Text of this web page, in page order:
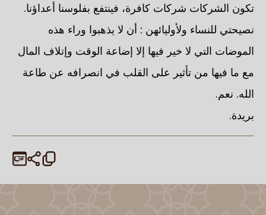
تكون الشركات شركات كافرة، فينتفع بفلوسنا أعداؤنا.
نصيحتي للنساء ولأوليائهن : أن لا يذهبوا وراء هذه
الموضات التي لا خير فيها إلا إضاعة الوقت وإتلاف المال
مع ما فيها من تأثير على القلب في انصرافه عن طاعة
الله. نعم.
بريدة.